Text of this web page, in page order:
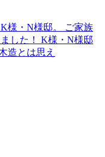
様・N様邸。 ご家族
した！ K様・N様邸
造とは思え